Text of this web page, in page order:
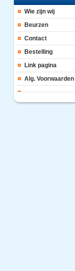
Wie zijn wij
Beurzen
Contact
Bestelling
Link pagina
Alg. Voorwaarden